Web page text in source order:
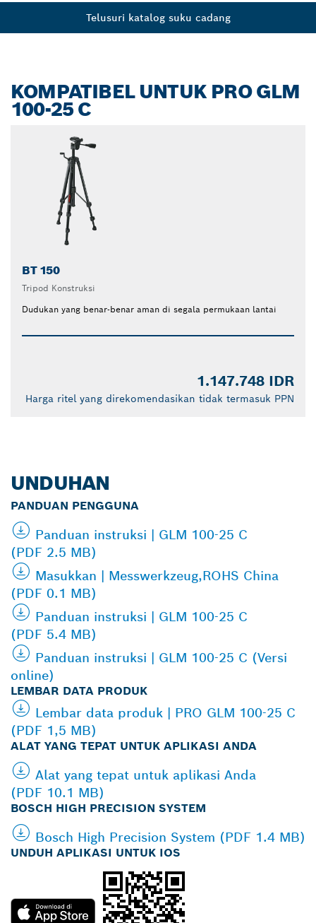
Telusuri katalog suku cadang
KOMPATIBEL UNTUK PRO GLM
100-25 C
BT 150
Tripod Konstruksi
Dudukan yang benar-benar aman di segala permukaan lantai
1.147.748 IDR
Harga ritel yang direkomendasikan tidak termasuk PPN
UNDUHAN
PANDUAN PENGGUNA
Panduan instruksi | GLM 100-25 C
(PDF 2.5 MB)
Masukkan | Messwerkzeug,ROHS China
(PDF 0.1 MB)
Panduan instruksi | GLM 100-25 C
(PDF 5.4 MB)
Panduan instruksi | GLM 100-25 C (Versi
online)
LEMBAR DATA PRODUK
Lembar data produk | PRO GLM 100-25 C
(PDF 1,5 MB)
ALAT YANG TEPAT UNTUK APLIKASI ANDA
Alat yang tepat untuk aplikasi Anda
(PDF 10.1 MB)
BOSCH HIGH PRECISION SYSTEM
Bosch High Precision System (PDF 1.4 MB)
UNDUH APLIKASI UNTUK IOS